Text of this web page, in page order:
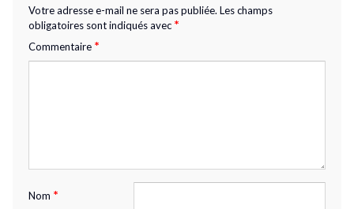
Votre adresse e-mail ne sera pas publiée. Les champs
obligatoires sont indiqués avec *
Commentaire *
Nom *